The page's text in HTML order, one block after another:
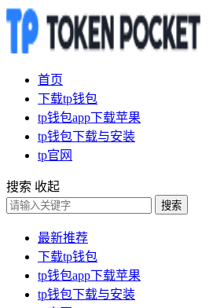
首页
下载tp钱包
tp钱包app下载苹果
tp钱包下载与安装
tp官网
搜索 收起
搜索
最新推荐
下载tp钱包
tp钱包app下载苹果
tp钱包下载与安装